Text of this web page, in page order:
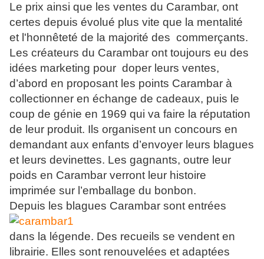
Le prix ainsi que les ventes du Carambar, ont
certes depuis évolué plus vite que la mentalité
et l'honnêteté de la majorité des commerçants.
Les créateurs du Carambar ont toujours eu des
idées marketing pour doper leurs ventes,
d’abord en proposant les points Carambar à
collectionner en échange de cadeaux, puis le
coup de génie en 1969 qui va faire la réputation
de leur produit. Ils organisent un concours en
demandant aux enfants d’envoyer leurs blagues
et leurs devinettes. Les gagnants, outre leur
poids en Carambar verront leur histoire
imprimée sur l’emballage du bonbon.
Depuis les blagues Carambar sont entrées
dans la légende. Des recueils se vendent en
librairie. Elles sont renouvelées et adaptées